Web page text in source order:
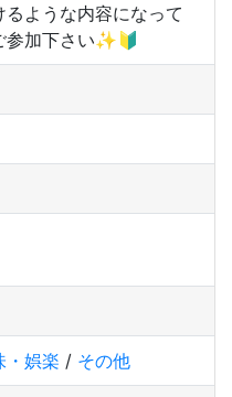
ような内容になって
・娯楽 / その他